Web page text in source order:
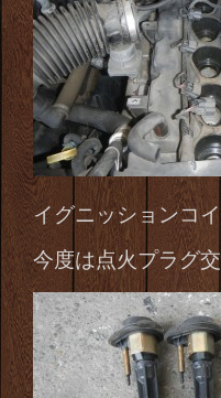
イグニッションコ
今度は点火プラグ